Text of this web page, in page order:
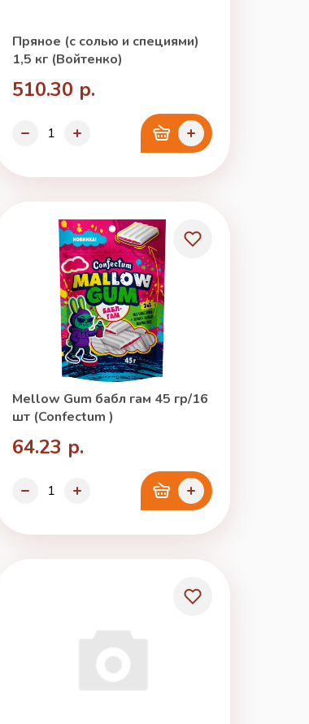
Пряное (с солью и специями)
1,5 кг (Войтенко)
510.30 р.
Mellow Gum бабл гам 45 гр/16
шт (Confectum )
64.23 р.